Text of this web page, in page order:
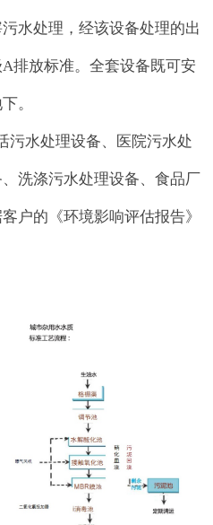
水处理，经该设备处理的出
排放标准。全套设备既可安
。
污水处理设备、医院污水处
洗涤污水处理设备、食品厂
户的《环境影响评估报告》